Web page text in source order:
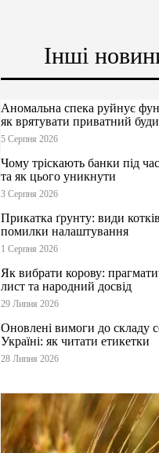
Інші
Аномальна спека руйнує
як врятувати приватний
5 Серпня 2026
Чому тріскають банки під
та як цього уникнути
3 Серпня 2026
Прикатка ґрунту: види
помилки налаштування
1 Серпня 2026
Як вибрати корову:
лист та народний досвід
29 Липня 2026
Оновлені вимоги до складу
Україні: як читати етикетки
28 Липня 2026